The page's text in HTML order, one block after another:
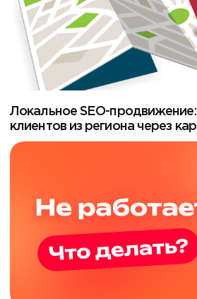
Локальное SEO-продвижение:
клиентов из региона через